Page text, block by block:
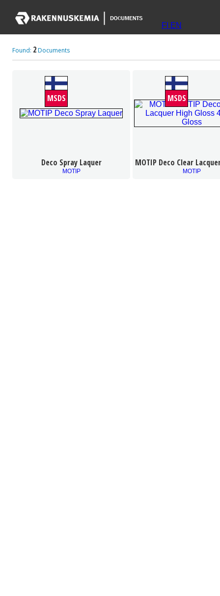
FI EN
Found: 2Documents
MSDS
Deco Spray Laquer
MOTIP
MSDS
MOTIP Deco Clear
MOTIP